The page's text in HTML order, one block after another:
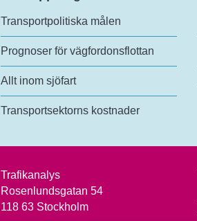
Transportpolitiska målen
Prognoser för vägfordonsflottan
Allt inom sjöfart
Transportsektorns kostnader
Trafikanalys
Rosenlundsgatan 54
118 63 Stockholm